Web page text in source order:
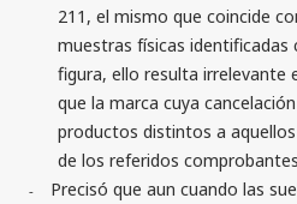
211, el mismo que coincide
muestras físicas identificadas
figura, ello resulta irrelevante
que la marca cuya
productos distintos a
de los referidos
-
Precisó que aun cuando las